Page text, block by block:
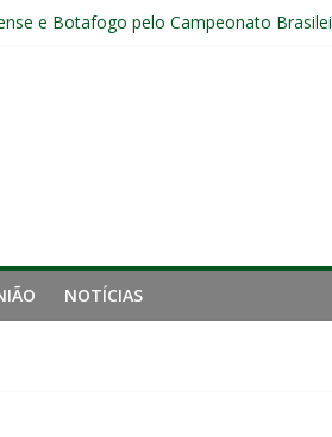
e Botafogo pelo Campeonato
do joelho direito confirmada pelo
com apenas duas contratações e
NOTÍCIAS